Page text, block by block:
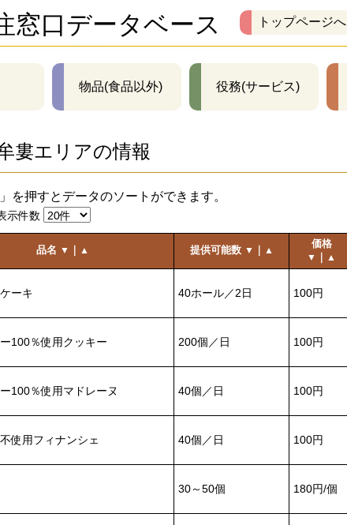
窓口データベース トップページへ
物品(食品以外) 役務(サービス)
婁エリアの情報
押すとデータのソートができます。
示件数
品名 ▼ ▲ 提供可能数 ▼ ▲
価格
▼ ▲
ーキ 40ホール／2日 100円
100％使用クッキー 200個／日 100円
100％使用マドレーヌ 40個／日 100円
使用フィナンシェ 40個／日 100円
30～50個 180円/個